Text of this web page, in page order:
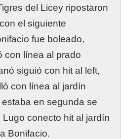
del Licey ripostaron
el siguiente
fue boleado,
con línea al prado
siguió con hit al left,
con línea al jardín
en segunda se
conecto hit al jardín
Bonifacio.